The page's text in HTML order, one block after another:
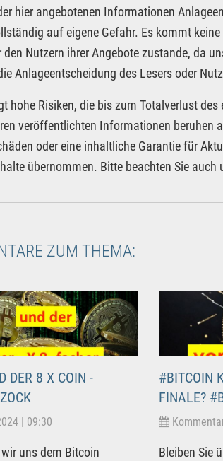
hier angebotenen Informationen
auf eigene Gefahr. Es kommt
Nutzern ihrer Angebote zustande, da
Anlageentscheidung des Lesers oder
hohe Risiken, die bis zum Totalverlust
veröffentlichten Informationen beruhen
oder eine inhaltliche Garantie für
übernommen. Bitte beachten Sie auch
ZUM THEMA:
DER 8 X COIN -
| 09:30
uns dem Bitcoin
#BITCOIN
FINALE?
Bleiben Sie